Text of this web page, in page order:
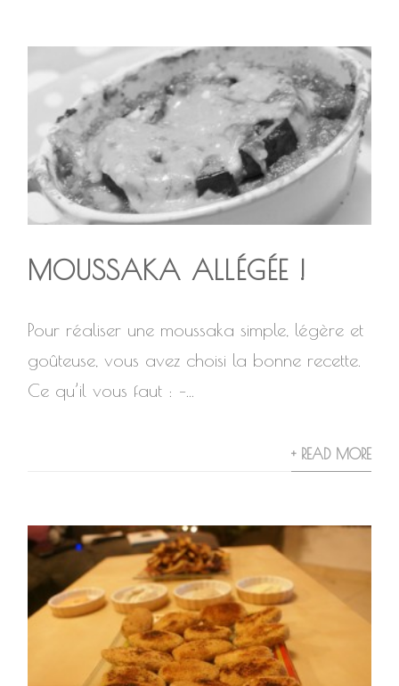
MOUSSAKA ALLÉGÉE !
Pour réaliser une moussaka simple, légère et
goûteuse, vous avez choisi la bonne recette.
Ce qu’il vous faut : –...
+ READ MORE